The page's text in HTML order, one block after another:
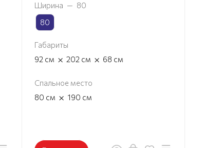
Ширина — 80
80
Габариты
92 см × 202 см × 68 см
Спальное место
80 см × 190 см